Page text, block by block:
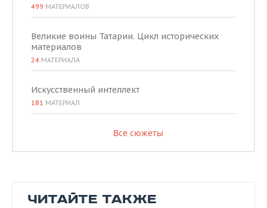
499 МАТЕРИАЛОВ
Великие воины Татарии. Цикл исторических
материалов
24 МАТЕРИАЛА
Искусственный интеллект
181 МАТЕРИАЛ
Все сюжеты
ЧИТАЙТЕ ТАКЖЕ